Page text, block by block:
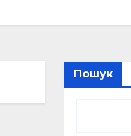
Пошук